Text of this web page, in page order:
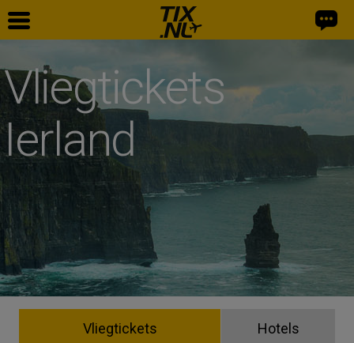
Vliegtickets
Ierland
Vliegtickets Hotels